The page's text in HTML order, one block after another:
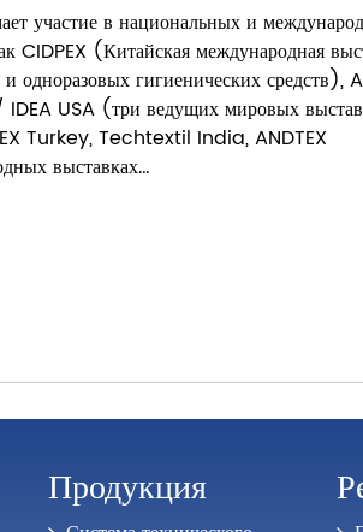
участие в национальных и
CIDPEX (Китайская международная
одноразовых гигиенических средств),
USA (три ведущих мировых
Turkey, Techtextil India, ANDTEX
выставках…
Продукция